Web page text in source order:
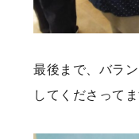
最後まで、バラ
してくださって